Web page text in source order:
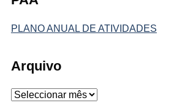
PLANO ANUAL DE ATIVIDADES
Arquivo
Arquivo